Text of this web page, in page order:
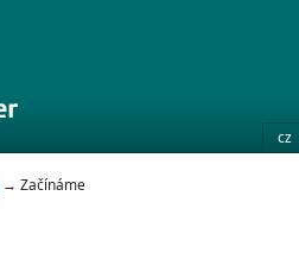
cz
→ Začínáme